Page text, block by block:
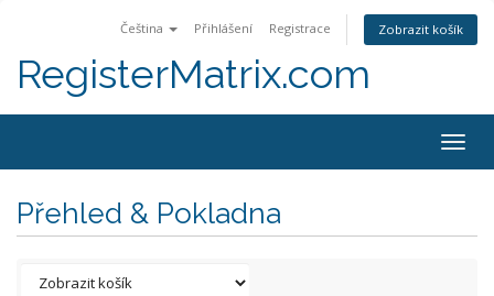
Čeština Přihlášení Registrace Zobrazit košík
RegisterMatrix.com
Přehled & Pokladna